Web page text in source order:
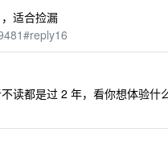
适合捡漏
读都是过 2 年，看你想体验什